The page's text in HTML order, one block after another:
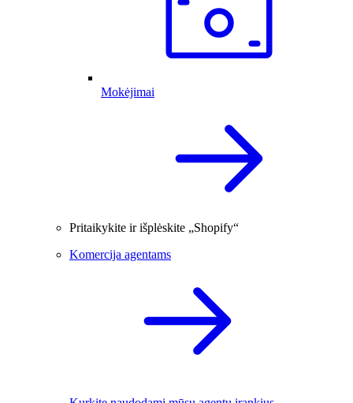
Mokėjimai
Pritaikykite ir išplėskite „Shopify“
Komercija agentams